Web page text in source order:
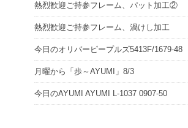
熱烈歓迎ご持参フレーム、パット加工②
熱烈歓迎ご持参フレーム、渦けし加工
今日のオリバーピープルズ5413F/1679-48
月曜から「歩～AYUMI」8/3
今日のAYUMI AYUMI L-1037 0907-50